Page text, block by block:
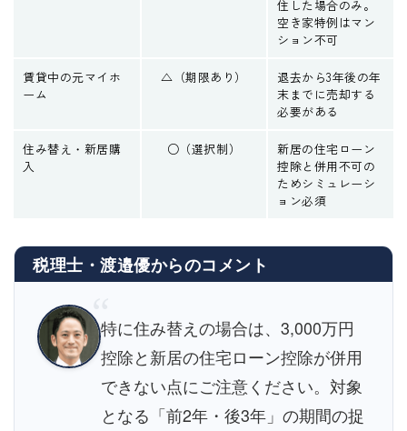
住した場合のみ。
空き家特例はマン
ション不可
賃貸中の元マイホ
ーム
△（期限あり）
退去から3年後の年
末までに売却する
必要がある
住み替え・新居購
入
○（選択制）
新居の住宅ローン
控除と併用不可の
ためシミュレーシ
ョン必須
税理士・渡邉優からのコメント
“特に住み替えの場合は、3,000万円
控除と新居の住宅ローン控除が併用
できない点にご注意ください。対象
となる「前2年・後3年」の期間の捉